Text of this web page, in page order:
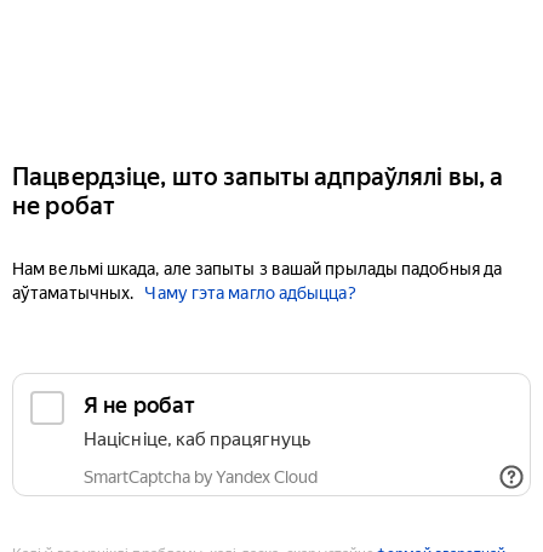
Пацвердзіце, што запыты адпраўлялі вы, а
не робат
Нам вельмі шкада, але запыты з вашай прылады падобныя да
аўтаматычных.
Чаму гэта магло адбыцца?
Я не робат
Націсніце, каб працягнуць
SmartCaptcha by Yandex Cloud